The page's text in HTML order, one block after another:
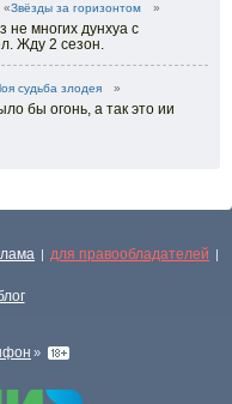
«Звёзды за горизонтом »
не многих дунхуа с
Жду 2 сезон.
судьба злодея »
бы огонь, а так это ии
| для правообладателей |
»